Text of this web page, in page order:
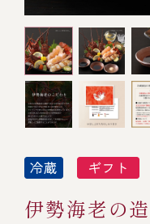
(ごちそう
(生おせち/おせち
鉄板焼 ひかり
製薬会社・MR
プライバシーポリ
ボイル伊勢
誕生日重
お食い初め重
おせち冷凍
調味料
スープ・ス
レストラン
伊勢海老の